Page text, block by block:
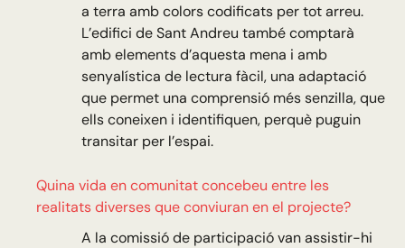
a terra amb colors codificats per tot arreu.
L’edifici de Sant Andreu també comptarà
amb elements d’aquesta mena i amb
senyalística de lectura fàcil, una adaptació
que permet una comprensió més senzilla, que
ells coneixen i identifiquen, perquè puguin
transitar per l’espai.
Quina vida en comunitat concebeu entre les
realitats diverses que conviuran en el projecte?
A la comissió de participació van assistir-hi